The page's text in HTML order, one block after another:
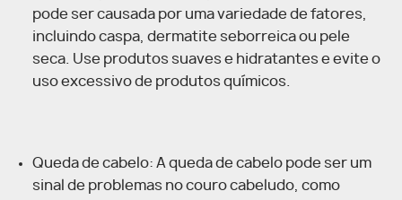
pode ser causada por uma variedade de fatores,
incluindo caspa, dermatite seborreica ou pele
seca. Use produtos suaves e hidratantes e evite o
uso excessivo de produtos químicos.
Queda de cabelo: A queda de cabelo pode ser um
sinal de problemas no couro cabeludo, como